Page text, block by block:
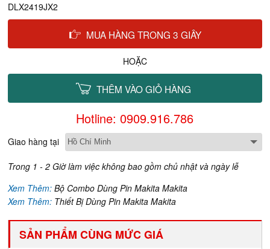
DLX2419JX2
MUA HÀNG TRONG 3 GIÂY
HOẶC
THÊM VÀO GIỎ HÀNG
Hotline: 0909.916.786
Giao hàng tại
Trong 1 - 2 Giờ làm việc không bao gồm chủ nhật và ngày lễ
Xem Thêm:Bộ Combo Dùng Pin Makita Makita
Xem Thêm: Thiết Bị Dùng Pin Makita Makita
SẢN PHẨM CÙNG MỨC GIÁ